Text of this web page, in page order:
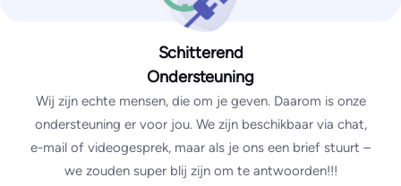
Enterprise
Custom
Schitterend
Ondersteuning
Wij zijn echte mensen, die om je geven. Daarom is onze
ondersteuning er voor jou. We zijn beschikbaar via chat,
e-mail of videogesprek, maar als je ons een brief stuurt –
we zouden super blij zijn om te antwoorden!!!